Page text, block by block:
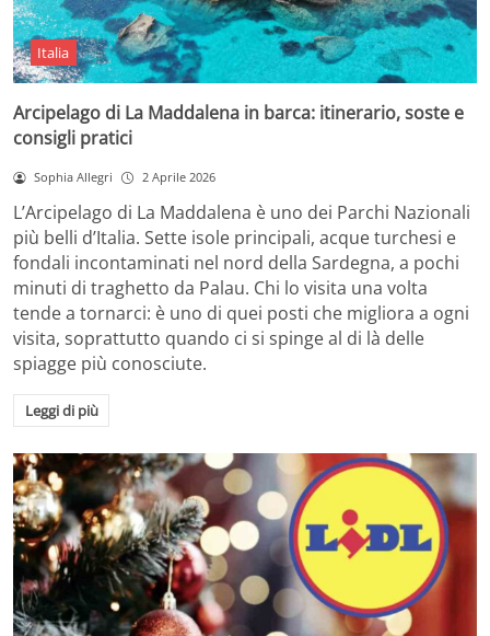
Italia
Arcipelago di La Maddalena in barca: itinerario, soste e
consigli pratici
Sophia Allegri 2 Aprile 2026
L’Arcipelago di La Maddalena è uno dei Parchi Nazionali
più belli d’Italia. Sette isole principali, acque turchesi e
fondali incontaminati nel nord della Sardegna, a pochi
minuti di traghetto da Palau. Chi lo visita una volta
tende a tornarci: è uno di quei posti che migliora a ogni
visita, soprattutto quando ci si spinge al di là delle
spiagge più conosciute.
Leggi di più